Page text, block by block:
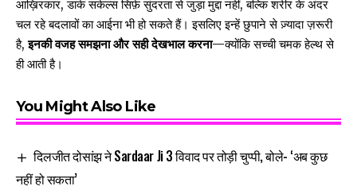
आख़िरकार, डार्क सर्कल्स सिर्फ़ सुंदरता से जुड़ा मुद्दा नहीं, बल्कि शरीर के अंदर
चल रहे बदलावों का आईना भी हो सकते हैं। इसलिए इन्हें छुपाने से ज़्यादा ज़रूरी
है,इनकी वजह समझना और सही देखभाल करना—क्योंकि सच्ची चमक हेल्थ से
ही आती है।
You Might Also Like
दिलजीत दोसांझ ने Sardaar Ji 3 विवाद पर तोड़ी चुप्पी, बोले- ‘अब कुछ
नहीं हो सकता’